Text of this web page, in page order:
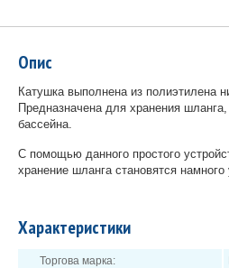
Опис
Катушка выполнена из полиэтилена
Предназначена для хранения
бассейна.
С помощью данного простого
хранение шланга становятся намного
Характеристики
Торгова марка: